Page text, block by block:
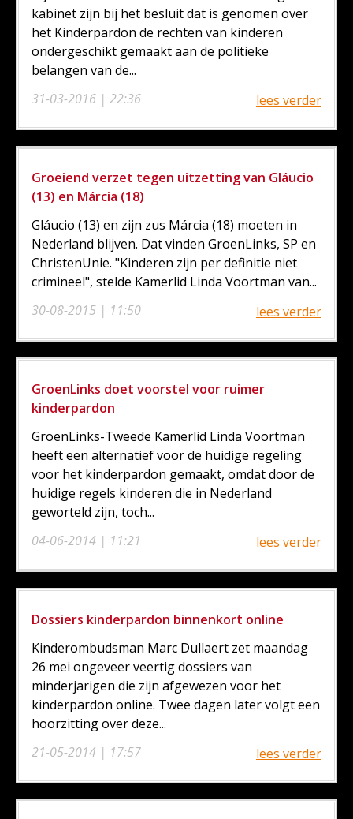
31-03-2016 | 22:36
kabinet zijn bij het besluit dat is genomen over
het Kinderpardon de rechten van kinderen
ondergeschikt gemaakt aan de politieke
belangen van de...
lees verder
Groeiend verzet tegen uitzetting van Gláucio
(13) en Márcia (18)
30-08-2015 | 11:50
Gláucio (13) en zijn zus Márcia (18) moeten in
Nederland blijven. Dat vinden GroenLinks, SP en
ChristenUnie. "Kinderen zijn per definitie niet
crimineel", stelde Kamerlid Linda Voortman van...
lees verder
GroenLinks doet voorstel voor ruimer
kinderpardon
04-06-2014 | 11:21
GroenLinks-Tweede Kamerlid Linda Voortman
heeft een alternatief voor de huidige regeling
voor het kinderpardon gemaakt, omdat door de
huidige regels kinderen die in Nederland
geworteld zijn, toch...
lees verder
Dossiers kinderpardon binnenkort online
21-05-2014 | 17:57
Kinderombudsman Marc Dullaert zet maandag
26 mei ongeveer veertig dossiers van
minderjarigen die zijn afgewezen voor het
kinderpardon online. Twee dagen later volgt een
hoorzitting over deze...
lees verder